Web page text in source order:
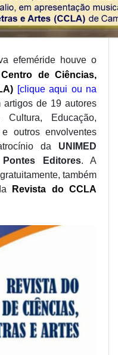
efeméride houve o
de Ciências,
[clique aqui ou na
de 19 autores
Cultura, Educação,
outros envolventes
da UNIMED
Pontes Editores. A
também
Revista do CCLA